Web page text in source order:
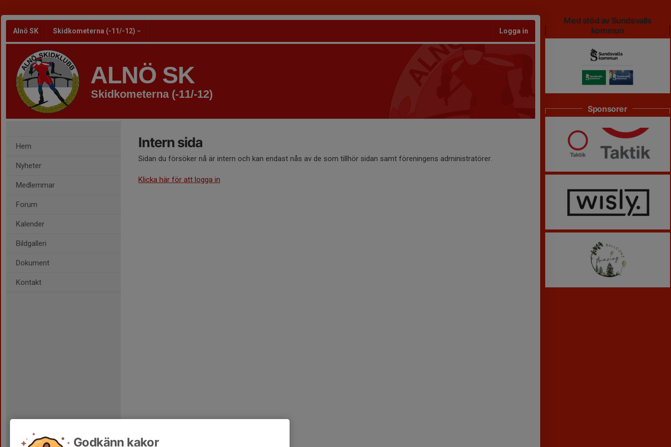
Alnö SK Skidkometerna (-11/-12) Logga in
ALNÖ SK
Skidkometerna (-11/-12)
Hem
Nyheter
Medlemmar
Forum
Kalender
Bildgalleri
Dokument
Kontakt
Intern sida
Sidan du försöker nå är intern och kan endast nås av de som tillhör sidan samt föreningens administratörer.
Klicka här för att logga in
Med stöd av Sundsvalls
kommun
Sponsorer
Godkänn kakor